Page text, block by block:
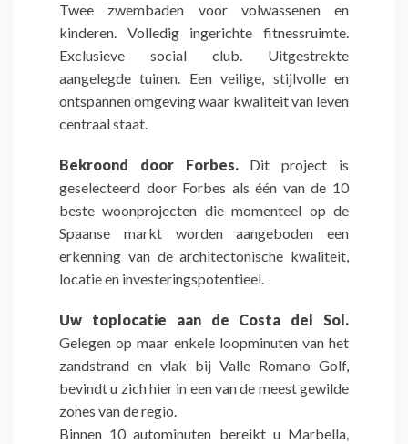
Twee zwembaden voor volwassenen en
kinderen. Volledig ingerichte fitnessruimte.
Exclusieve social club. Uitgestrekte
aangelegde tuinen. Een veilige, stijlvolle en
ontspannen omgeving waar kwaliteit van leven
centraal staat.
Bekroond door Forbes. Dit project is
geselecteerd door Forbes als één van de 10
beste woonprojecten die momenteel op de
Spaanse markt worden aangeboden een
erkenning van de architectonische kwaliteit,
locatie en investeringspotentieel.
Uw toplocatie aan de Costa del Sol.
Gelegen op maar enkele loopminuten van het
zandstrand en vlak bij Valle Romano Golf,
bevindt u zich hier in een van de meest gewilde
zones van de regio.
Binnen 10 autominuten bereikt u Marbella,